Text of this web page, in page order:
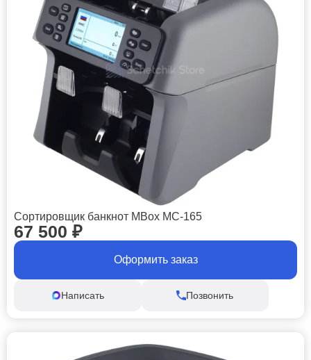
Сортировщик банкнот MBox MC-165
67 500 ₽
Оформить заказ
Написать Позвонить